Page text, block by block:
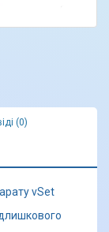
(0)
vSet